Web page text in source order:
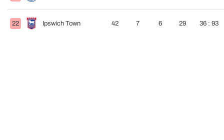
22 Ipswich Town 42 7 6 29 36 : 93